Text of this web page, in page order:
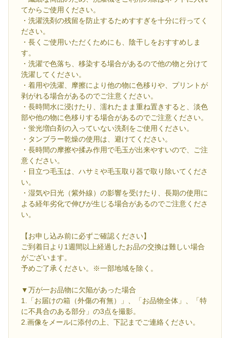
てからご使用ください。
・洗濯洗剤の残留を防止するためすすぎを十分に行ってく
ださい。
・長くご使用いただくためにも、陰干しをおすすめしま
す。
・洗濯で色落ち、移染する場合があるので他の物と分けて
洗濯してください。
・着用や洗濯、摩擦により他の物に色移りや、プリントが
剥がれる場合があるのでご注意ください。
・長時間水に浸けたり、濡れたまま重ね置きすると、淡色
部や他の物に色移りする場合があるのでご注意ください。
・蛍光増白剤の入っていない洗剤をご使用ください。
・タンブラー乾燥の使用は、避けてください。
・長時間の摩擦や揉み作用で毛玉が出来やすいので、ご注
意ください。
・目立つ毛玉は、ハサミや毛玉取り器で取り除いてくださ
い。
・湿気や日光（紫外線）の影響を受けたり、長期の使用に
よる経年劣化で伸びが生じる場合があるのでご注意くださ
い。
【お申し込み前に必ずご確認ください】
ご到着日より1週間以上経過したお品の交換は難しい場合
がございます。
予めご了承ください。※一部地域を除く。
▼万が一お品物に欠陥があった場合
1.「お届けの箱（外傷の有無）」、「お品物全体」、「特
に不具合のある部分」の3点を撮影。
2.画像をメールに添付の上、下記までご連絡ください。